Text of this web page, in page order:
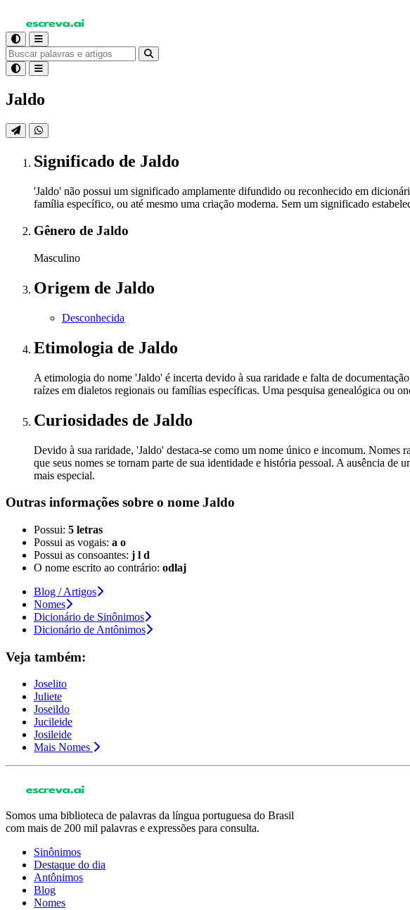
Jaldo
Significado de Jaldo
'Jaldo' não possui um significado amplamente difundido ou reconhecido em
família específico, ou até mesmo uma criação moderna. Sem um significado
Gênero de Jaldo
Masculino
Origem de Jaldo
Desconhecida
Etimologia de Jaldo
A etimologia do nome 'Jaldo' é incerta devido à sua raridade e falta de
raízes em dialetos regionais ou famílias específicas. Uma pesquisa genealógica ou
Curiosidades de Jaldo
Devido à sua raridade, 'Jaldo' destaca-se como um nome único e incomum. Nomes
que seus nomes se tornam parte de sua identidade e história pessoal. A ausência
mais especial.
Outras informações sobre o nome Jaldo
Possui: 5 letras
Possui as vogais: a o
Possui as consoantes: j l d
O nome escrito ao contrário: odlaj
Blog / Artigos
Nomes
Dicionário de Sinônimos
Dicionário de Antônimos
Veja também:
Joselito
Juliete
Joseildo
Jucileide
Josileide
Mais Nomes
Somos uma biblioteca de palavras da língua portuguesa do Brasil
com mais de 200 mil palavras e expressões para consulta.
Sinônimos
Destaque do dia
Antônimos
Blog
Nomes